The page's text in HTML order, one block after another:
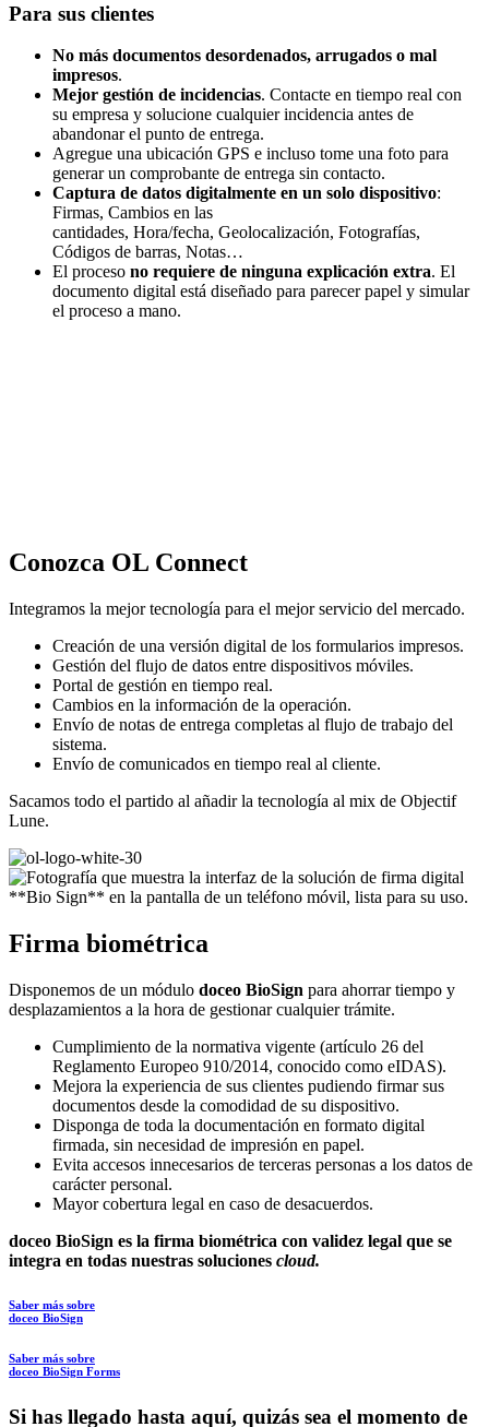
Para sus clientes
No más documentos desordenados, arrugados o mal
impresos.
Mejor gestión de incidencias. Contacte en tiempo real con
su empresa y solucione cualquier incidencia antes de
abandonar el punto de entrega.
Agregue una ubicación GPS e incluso tome una foto para
generar un comprobante de entrega sin contacto.
Captura de datos digitalmente en un solo dispositivo:
Firmas, Cambios en las
cantidades, Hora/fecha, Geolocalización, Fotografías,
Códigos de barras, Notas…
El proceso no requiere de ninguna explicación extra. El
documento digital está diseñado para parecer papel y simular
el proceso a mano.
Conozca OL Connect
Integramos la mejor tecnología para el mejor servicio del mercado.
Creación de una versión digital de los formularios impresos.
Gestión del flujo de datos entre dispositivos móviles.
Portal de gestión en tiempo real.
Cambios en la información de la operación.
Envío de notas de entrega completas al flujo de trabajo del
sistema.
Envío de comunicados en tiempo real al cliente.
Sacamos todo el partido al añadir la tecnología al mix de Objectif
Lune.
Firma biométrica
Disponemos de un módulo doceo BioSign para ahorrar tiempo y
desplazamientos a la hora de gestionar cualquier trámite.
Cumplimiento de la normativa vigente (artículo 26 del
Reglamento Europeo 910/2014, conocido como eIDAS).
Mejora la experiencia de sus clientes pudiendo firmar sus
documentos desde la comodidad de su dispositivo.
Disponga de toda la documentación en formato digital
firmada, sin necesidad de impresión en papel.
Evita accesos innecesarios de terceras personas a los datos de
carácter personal.
Mayor cobertura legal en caso de desacuerdos.
doceo BioSign es la firma biométrica con validez legal que se
integra en todas nuestras soluciones cloud.
Saber más sobre
doceo BioSign
Saber más sobre
doceo BioSign Forms
Si has llegado hasta aquí, quizás sea el momento de